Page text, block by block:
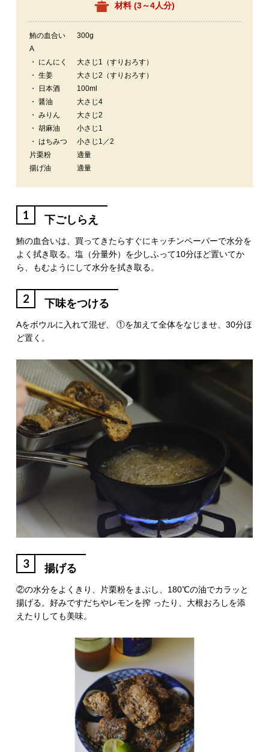
材料 (3～4人分)
鮪の血合い
300g
A
・ にんにく
大さじ1（すりおろす）
・ 生姜
大さじ2（すりおろす）
・ 日本酒
100ml
・ 醤油
大さじ4
・ みりん
大さじ2
・ 胡麻油
小さじ1
・ はちみつ
小さじ1／2
片栗粉
適量
揚げ油
適量
1 下ごしらえ
鮪の血合いは、買ってきたらすぐにキッチンペーパーで水分を
よく拭き取る。塩（分量外）を少しふって10分ほど置いてか
ら、もむようにして水分を拭き取る。
2 下味をつける
Aをボウルに入れて混ぜ、 ①を加えて全体をなじませ、30分ほ
ど置く。
3 揚げる
②の水分をよくきり、片栗粉をまぶし、180℃の油でカラッと
揚げる。好みですだちやレモンを搾 ったり、大根おろしを添
えたりしても美味。